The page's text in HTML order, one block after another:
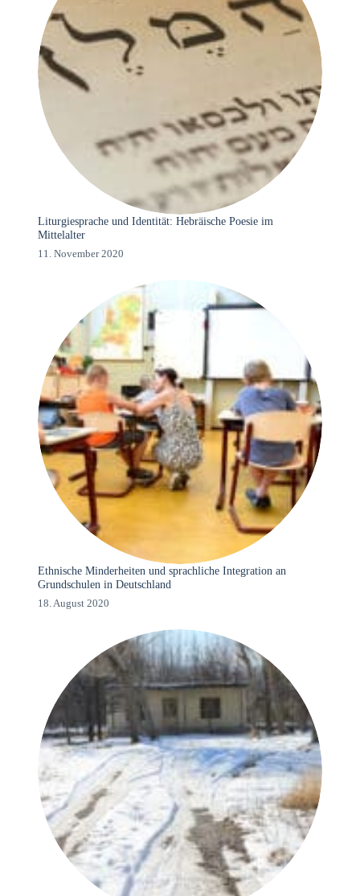
Liturgiesprache und Identität: Hebräische Poesie im
Mittelalter
11. November 2020
Ethnische Minderheiten und sprachliche Integration an
Grundschulen in Deutschland
18. August 2020